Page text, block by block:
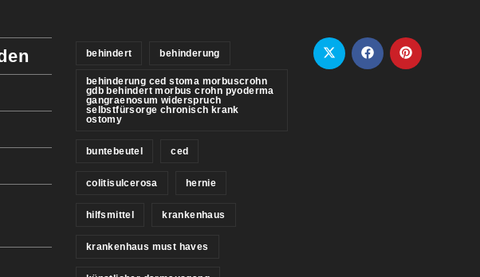
behindert behinderung
behinderung ced stoma morbuscrohn
gdb behindert morbus crohn pyoderma
gangraenosum widerspruch
selbstfürsorge chronisch krank
ostomy
buntebeutel ced
colitisulcerosa hernie
hilfsmittel krankenhaus
krankenhaus must haves